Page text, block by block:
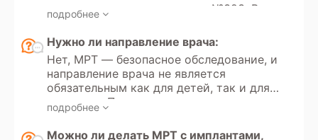
медицинском страховании» №323. В
этом законе указаны все медицинские
услуги, покрываемые полисом ОМС,
который выдается каждому гражданину
РФ с рождения или при необходимости.
Кроме того, в России доступно
прохождение МРТ по программам
добровольного медицинского
подробнее
Нужно ли направление врача:
Нет, МРТ — безопасное обследование, и
направление врача не является
обязательным как для детей, так и для
взрослых. Пациент может
самостоятельно принять решение о
прохождении обследования и пройти
подробнее
Можно ли делать МРТ с имплантами,